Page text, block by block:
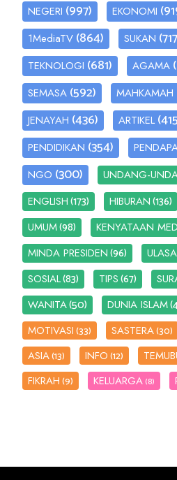
NEGERI (997) EKONOMI
1MediaTV (864) SUKAN
TEKNOLOGI (681) AGAMA
SEMASA (592) MAHKAMAH
JENAYAH (436) ARTIKEL
PENDIDIKAN (354)
NGO (300) UNDANG-
ENGLISH(173) HIBURAN(136)
UMUM(98) KENYATAAN
MINDA PRESIDEN(96)
SOSIAL(83) TIPS(67)
WANITA(50) DUNIA ISLAM
MOTIVASI(33) SASTERA(30)
ASIA(13) INFO(12)
FIKRAH(9) KELUARGA (8)